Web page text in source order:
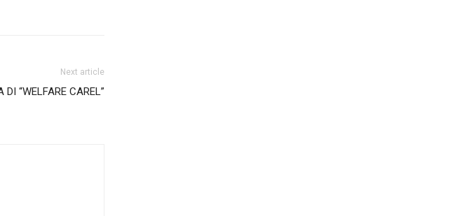
Next article
“WELFARE CAREL”